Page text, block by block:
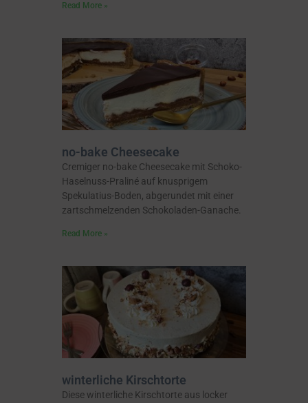
Read More »
no-bake Cheesecake
Cremiger no-bake Cheesecake mit Schoko-
Haselnuss-Praliné auf knusprigem
Spekulatius-Boden, abgerundet mit einer
zartschmelzenden Schokoladen-Ganache.
Read More »
winterliche Kirschtorte
Diese winterliche Kirschtorte aus locker